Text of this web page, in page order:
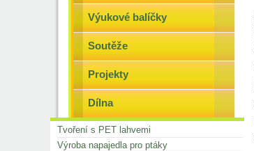
Výukové balíčky
Soutěže
Projekty
Dílna
Tvoření s PET lahvemi
Výroba napajedla pro ptáky